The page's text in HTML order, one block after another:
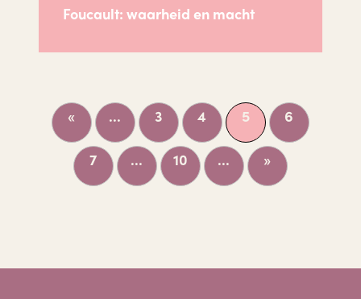
Foucault: waarheid en macht
« ... 3 4 5 6
7 ... 10 ... »